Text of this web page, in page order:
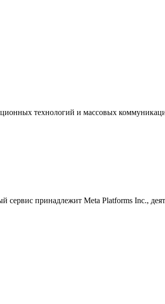
технологий и массовых
принадлежит Meta Platforms Inc.,